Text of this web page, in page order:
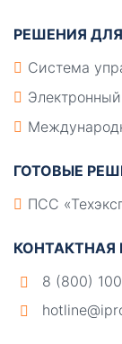
РЕШЕНИЯ
Система
ГОТОВЫЕ
ПСС
8 (800)